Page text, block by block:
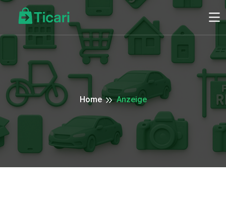
Home Anzeige